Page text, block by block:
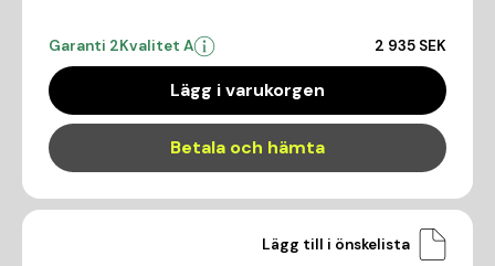
Garanti 2Kvalitet A 2 935 SEK
Lägg i varukorgen
Betala och hämta
Lägg till i önskelista